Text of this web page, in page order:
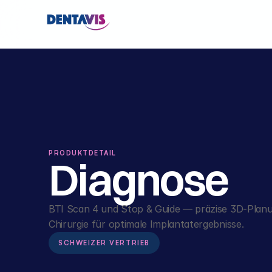
PRODUKTDETAIL
Diagnose
BTI Scan 4 und Stop & Guide — präzise 3D-
Chirurgie für optimale Implantatergebnisse.
SCHWEIZER VERTRIEB